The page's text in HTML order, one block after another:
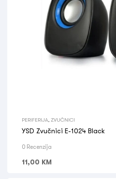
PERIFERIJA ZVUČNICI
YSD Zvučnici E-1024 Black
0 Recenzija
11,00 KM